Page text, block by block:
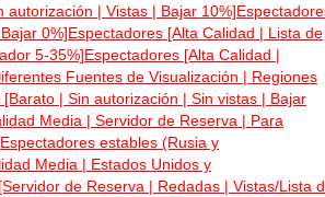
autorización | Vistas | Bajar 10%]
0%]Espectadores [Alta Calidad | Lista de
5-35%]Espectadores [Alta Calidad |
Fuentes de Visualización | Regiones
[Barato | Sin autorización | Sin vistas | Bajar
Media | Servidor de Reserva | Para
Espectadores estables (Rusia y
Media | Estados Unidos y
de Reserva | Redadas | Vistas/Lista